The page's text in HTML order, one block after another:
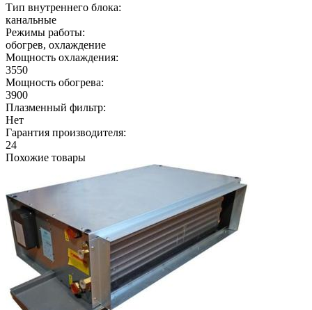
Тип внутреннего блока:
канальные
Режимы работы:
обогрев, охлаждение
Мощность охлаждения:
3550
Мощность обогрева:
3900
Плазменный фильтр:
Нет
Гарантия производителя:
24
Похожие товары